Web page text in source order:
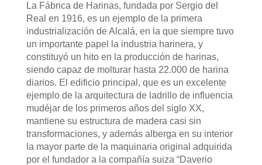
La Fábrica de Harinas, fundada por Sergio del
Real en 1916, es un ejemplo de la primera
industrialización de Alcalá, en la que siempre tuvo
un importante papel la industria harinera, y
constituyó un hito en la producción de harinas,
siendo capaz de molturar hasta 22.000 de harina
diarios. El edificio principal, que es un excelente
ejemplo de la arquitectura de ladrillo de influencia
mudéjar de los primeros años del siglo XX,
mantiene su estructura de madera casi sin
transformaciones, y además alberga en su interior
la mayor parte de la maquinaria original adquirida
por el fundador a la compañía suiza “Daverio